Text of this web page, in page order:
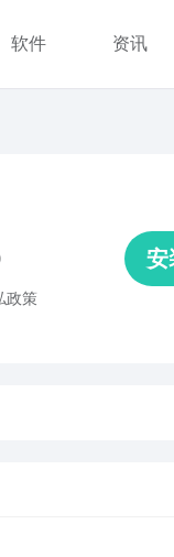
软件 资讯
政策
安